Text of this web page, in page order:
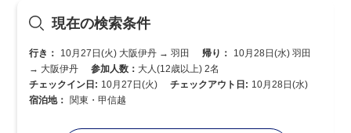
現在の検索条件
行き： 10月27日(火) 大阪伊丹 → 羽田 帰り：
10月28日(水) 羽田
→ 大阪伊丹
参加人数： 大人(12歳以上) 2名
チェックイン日: 10月27日(火) チェックアウト日: 10月28日(水)
宿泊地：
関東・甲信越